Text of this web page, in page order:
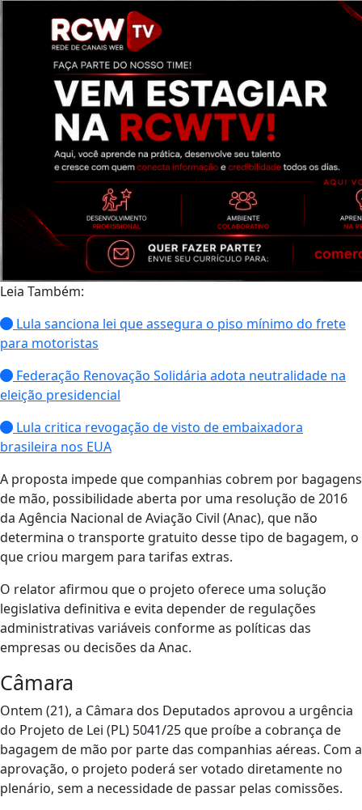
Leia Também:
Lula sanciona lei que assegura o piso mínimo do frete
para motoristas
Federação Renovação Solidária adota neutralidade na
eleição presidencial
Lula critica revogação de visto de embaixadora
brasileira nos EUA
A proposta impede que companhias cobrem por bagagens
de mão, possibilidade aberta por uma resolução de 2016
da Agência Nacional de Aviação Civil (Anac), que não
determina o transporte gratuito desse tipo de bagagem, o
que criou margem para tarifas extras.
O relator afirmou que o projeto oferece uma solução
legislativa definitiva e evita depender de regulações
administrativas variáveis conforme as políticas das
empresas ou decisões da Anac.
Câmara
Ontem (21), a Câmara dos Deputados aprovou a urgência
do Projeto de Lei (PL) 5041/25 que proíbe a cobrança de
bagagem de mão por parte das companhias aéreas. Com a
aprovação, o projeto poderá ser votado diretamente no
plenário, sem a necessidade de passar pelas comissões.